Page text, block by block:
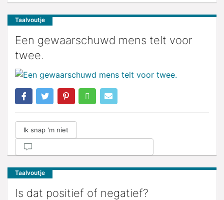
Taalvoutje
Een gewaarschuwd mens telt voor
twee.
Ik snap 'm niet
Taalvoutje
Is dat positief of negatief?